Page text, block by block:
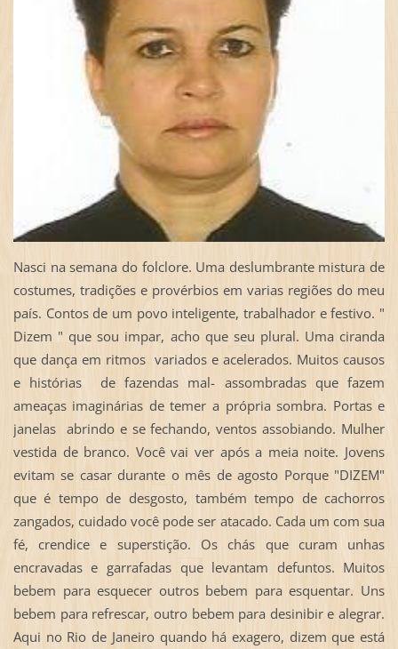
Nasci na semana do folclore. Uma deslumbrante mistura de
costumes, tradições e provérbios em varias regiões do meu
país. Contos de um povo inteligente, trabalhador e festivo. "
Dizem " que sou impar, acho que seu plural. Uma ciranda
que dança em ritmos variados e acelerados. Muitos causos
e histórias de fazendas mal- assombradas que fazem
ameaças imaginárias de temer a própria sombra. Portas e
janelas abrindo e se fechando, ventos assobiando. Mulher
vestida de branco. Você vai ver após a meia noite. Jovens
evitam se casar durante o mês de agosto Porque "DIZEM"
que é tempo de desgosto, também tempo de cachorros
zangados, cuidado você pode ser atacado. Cada um com sua
fé, crendice e superstição. Os chás que curam unhas
encravadas e garrafadas que levantam defuntos. Muitos
bebem para esquecer outros bebem para esquentar. Uns
bebem para refrescar, outro bebem para desinibir e alegrar.
Aqui no Rio de Janeiro quando há exagero, dizem que está